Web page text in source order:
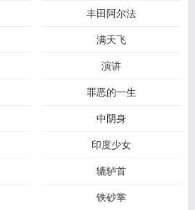
丰田阿尔法
满天飞
演讲
罪恶的一生
中阴身
印度少女
辘轳首
铁砂掌